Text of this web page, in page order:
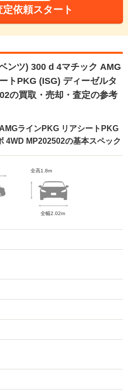
定依頼スタート
ンツ) 300 d 4マチック AMG
トPKG (ISG) ディーゼルタ
の買取・売却・査定の参考
ラインPKG リアシートPKG
4WD MP202502の基本スペック
全高1.8m
全幅2.02m